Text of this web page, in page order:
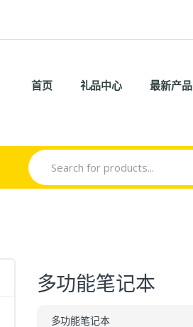
首页 礼品中心 最新产品
Search
for:
多功能笔记本
多功能笔记本